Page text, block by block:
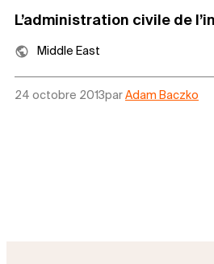
L’administration civile de
Middle East
24 octobre 2013parAdam Baczko